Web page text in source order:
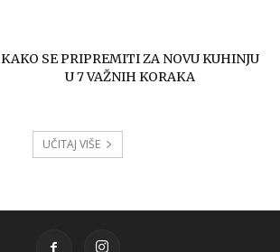
KAKO SE PRIPREMITI ZA NOVU KUHINJU
U 7 VAŽNIH KORAKA
UČITAJ VIŠE